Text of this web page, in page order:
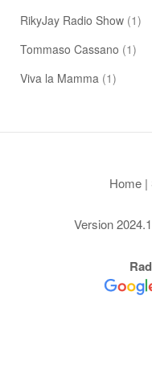
RikyJay Radio Show (1)
Tommaso Cassano (1)
Viva la Mamma (1)
Home |
Version